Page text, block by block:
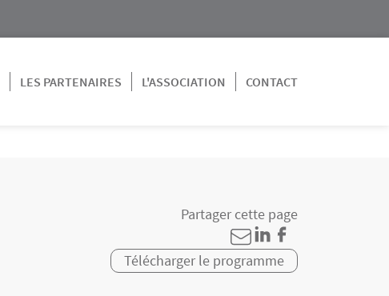
LES PARTENAIRES L'ASSOCIATION CONTACT
Partager cette page
Télécharger le programme